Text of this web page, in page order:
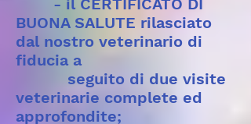
- il CERTIFICATO DI
BUONA SALUTE rilasciato
dal nostro veterinario di
fiducia a
seguito di due visite
veterinarie complete ed
approfondite;